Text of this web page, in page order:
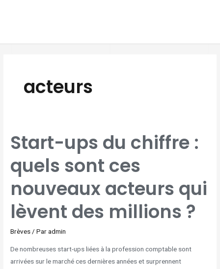
acteurs
Start-ups du chiffre :
quels sont ces
nouveaux acteurs qui
lèvent des millions ?
Brèves/ Paradmin
De nombreuses start-ups liées à la profession comptable sont
arrivées sur le marché ces dernières années et surprennent
UPS
DU
CHIFFRE
SONT
CES
NOUVEAUX
LÈVENT
DES
MILLIONS